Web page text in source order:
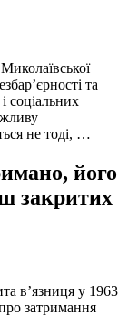
та
соціальних
не тоді, …
його
закритих
в’язниця у 1963
затримання